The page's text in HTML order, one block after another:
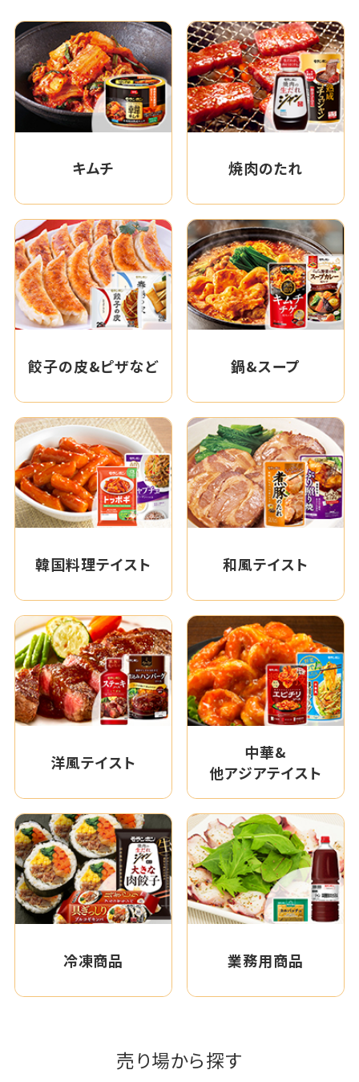
キムチ 焼肉のたれ
餃子の皮&ピザなど 鍋&スープ
韓国料理テイスト 和風テイスト
洋風テイスト
中華&
他アジアテイスト
冷凍商品 業務用商品
売り場から探す